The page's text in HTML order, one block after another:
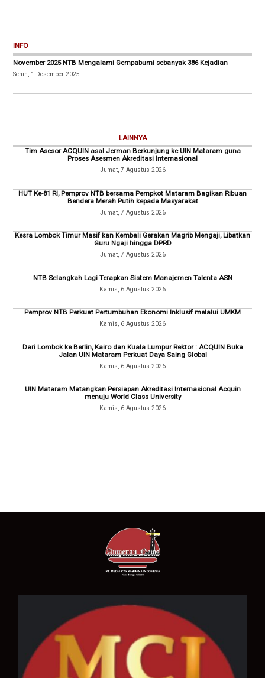
INFO
November 2025 NTB Mengalami Gempabumi sebanyak 386 Kejadian
Senin, 1 Desember 2025
LAINNYA
Tim Asesor ACQUIN asal Jerman Berkunjung ke UIN Mataram guna
Proses Asesmen Akreditasi Internasional
Jumat, 7 Agustus 2026
HUT Ke-81 RI, Pemprov NTB bersama Pempkot Mataram Bagikan Ribuan
Bendera Merah Putih kepada Masyarakat
Jumat, 7 Agustus 2026
Kesra Lombok Timur Masif kan Kembali Gerakan Magrib Mengaji, Libatkan
Guru Ngaji hingga DPRD
Jumat, 7 Agustus 2026
NTB Selangkah Lagi Terapkan Sistem Manajemen Talenta ASN
Kamis, 6 Agustus 2026
Pemprov NTB Perkuat Pertumbuhan Ekonomi Inklusif melalui UMKM
Kamis, 6 Agustus 2026
Dari Lombok ke Berlin, Kairo dan Kuala Lumpur Rektor : ACQUIN Buka
Jalan UIN Mataram Perkuat Daya Saing Global
Kamis, 6 Agustus 2026
UIN Mataram Matangkan Persiapan Akreditasi Internasional Acquin
menuju World Class University
Kamis, 6 Agustus 2026